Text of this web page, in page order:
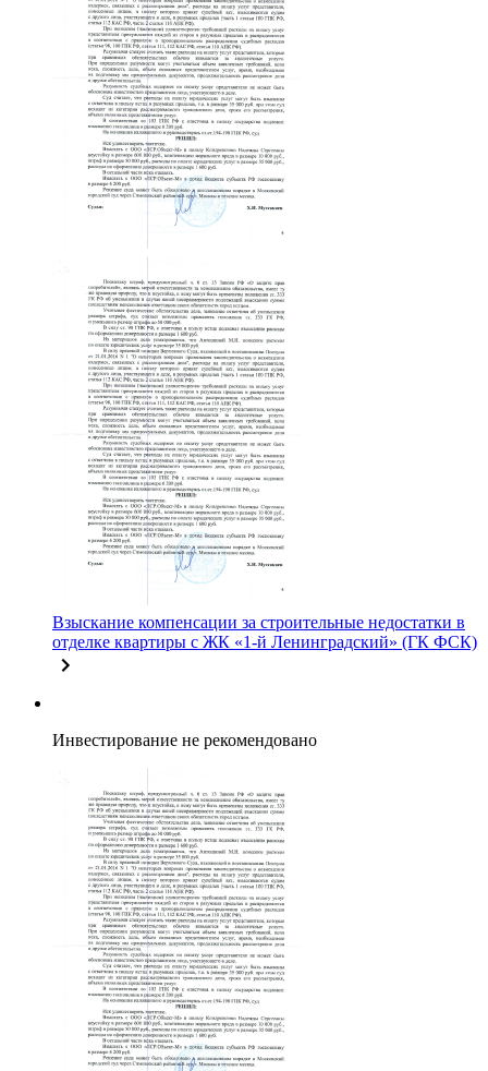
Взыскание компенсации за строительные недостатки в
отделке квартиры с ЖК «1-й Ленинградский» (ГК ФСК)
Инвестирование не рекомендовано